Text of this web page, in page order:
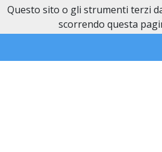
Necrologi
Questo sito o gli strumenti terzi
scorrendo questa